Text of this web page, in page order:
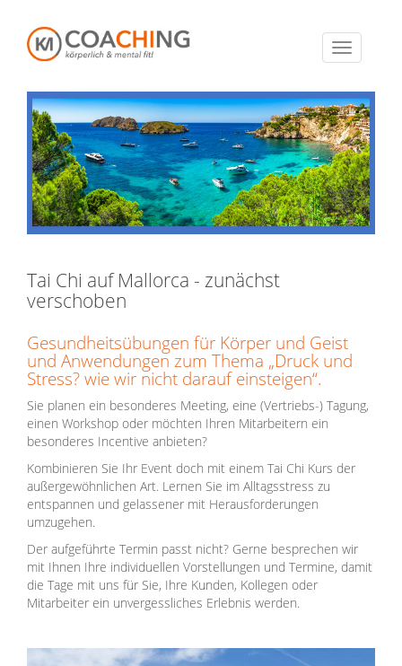
Toggle
navigation
Tai Chi auf Mallorca - zunächst
verschoben
Gesundheitsübungen für Körper und Geist
und Anwendungen zum Thema „Druck und
Stress? wie wir nicht darauf einsteigen“.
Sie planen ein besonderes Meeting, eine (Vertriebs-) Tagung,
einen Workshop oder möchten Ihren Mitarbeitern ein
besonderes Incentive anbieten?
Kombinieren Sie Ihr Event doch mit einem Tai Chi Kurs der
außergewöhnlichen Art. Lernen Sie im Alltagsstress zu
entspannen und gelassener mit Herausforderungen
umzugehen.
Der aufgeführte Termin passt nicht? Gerne besprechen wir
mit Ihnen Ihre individuellen Vorstellungen und Termine, damit
die Tage mit uns für Sie, Ihre Kunden, Kollegen oder
Mitarbeiter ein unvergessliches Erlebnis werden.